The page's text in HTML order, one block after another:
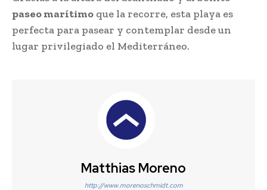
paseo marítimo que la recorre, esta playa es
perfecta para pasear y contemplar desde un
lugar privilegiado el Mediterráneo.
Matthias Moreno
http://www.morenoschmidt.com